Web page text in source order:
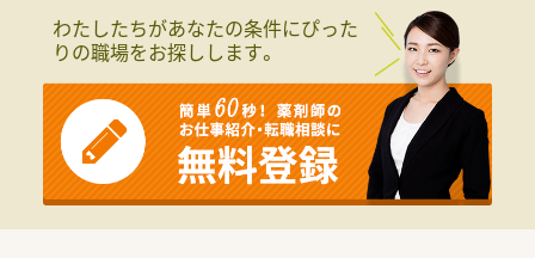
■愛知県内を中心に複数の調剤薬局を安定して展開しており、来
年にもさらなる新規出店が決定しています。
■各店舗間の距離が近く設定されているため、近隣店舗との連携
■地元のプロサッカーチームのスポンサーを務めるなど、地域社
会への貢献活動にも積極的に取り組んでいます。
【勤務実態について】
■朝8時半から12時半までの実働4時間勤務となっており、午後
からの時間を自由に有効活用していただけます。
■駅からの徒歩通勤に加えてマイカーでの通勤も可能となって
わたしたちがあなたの条件にぴった
りの職場をお探しします。